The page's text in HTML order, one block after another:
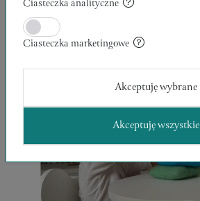
RĘKODZIEŁO
Ciasteczka analityczne
Ciasteczka marketingowe
Akceptuję wybrane
Akceptuję wszystkie